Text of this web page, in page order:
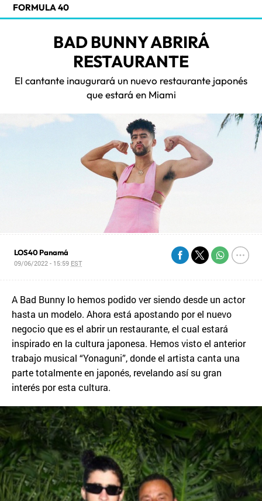
FORMULA 40
BAD BUNNY ABRIRÁ
RESTAURANTE
El cantante inaugurará un nuevo restaurante japonés
que estará en Miami
LOS40 Panamá
09/06/2022 - 15:59 EST
A Bad Bunny lo hemos podido ver siendo desde un actor
hasta un modelo. Ahora está apostando por el nuevo
negocio que es el abrir un restaurante, el cual estará
inspirado en la cultura japonesa. Hemos visto el anterior
trabajo musical “Yonaguni”, donde el artista canta una
parte totalmente en japonés, revelando así su gran
interés por esta cultura.